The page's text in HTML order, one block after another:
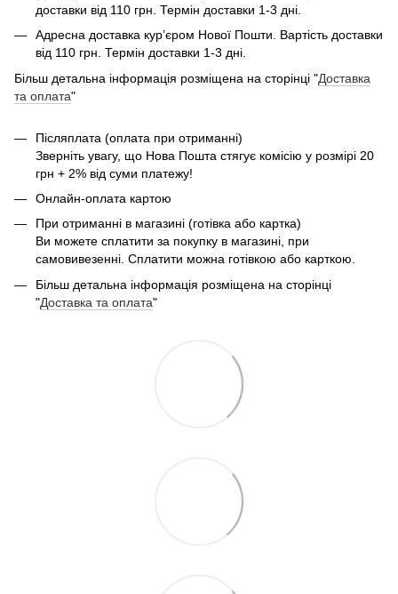
доставки від 110 грн. Термін доставки 1-3 дні.
Адресна доставка курʼєром Нової Пошти. Вартість доставки
від 110 грн. Термін доставки 1-3 дні.
Більш детальна інформація розміщена на сторінці "Доставка
та оплата"
Післяплата (оплата при отриманні)
Зверніть увагу, що Нова Пошта стягує комісію у розмірі 20
грн + 2% від суми платежу!
Онлайн-оплата картою
При отриманні в магазині (готівка або картка)
Ви можете сплатити за покупку в магазині, при
самовивезенні. Сплатити можна готівкою або карткою.
Більш детальна інформація розміщена на сторінці
"Доставка та оплата"